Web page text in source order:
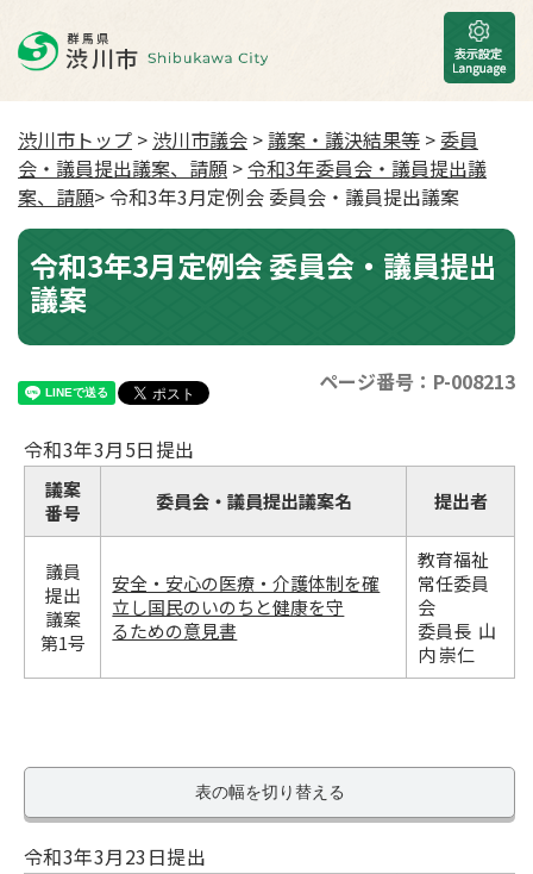
渋川市トップ > 渋川市議会 >議案・議決結果等 > 委員
会・議員提出議案、請願 >令和3年委員会・議員提出議
案、請願> 令和3年3月定例会 委員会・議員提出議案
令和3年3月定例会 委員会・議員提出
議案
ページ番号：P-008213
令和3年3月5日提出
議案
番号
委員会・議員提出議案名 提出者
議員
提出
議案
第1号
安全・安心の医療・介護体制を確
立し国民のいのちと健康を守
るための意見書
教育福祉
常任委員
会
委員長 山
内 崇仁
表の幅を切り替える
令和3年3月23日提出